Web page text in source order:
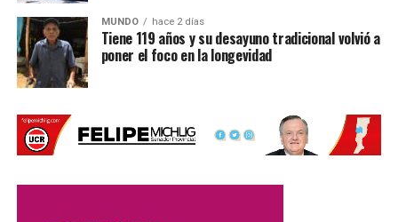
Una despedida tras la final del
Mundial
El defensor también hizo referencia a la derrota ante
MUNDO hace 2 días
Tiene 119 años y su desayuno tradicional volvió a
poner el foco en la longevidad